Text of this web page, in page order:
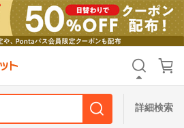
詳細検索
リセット